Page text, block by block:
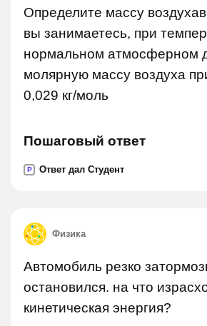
Определите массу воздухав
вы занимаетесь, при
нормальном атмосферном
молярную массу воздуха
0,029 кг/моль
Пошаговый ответ
P Ответ дал Студент
Физика
Автомобиль резко
остановился. на что
кинетическая энергия?